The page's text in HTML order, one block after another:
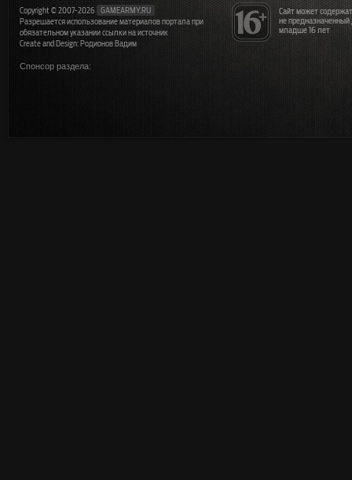
Сайт может
не
младше 16 лет
Copyright © 2007-2026
GAMEARMY.RU
Разрешается использование материалов портала при
обязательном указании ссылки на источник
Create and Design: Родионов Вадим
Спонсор раздела: